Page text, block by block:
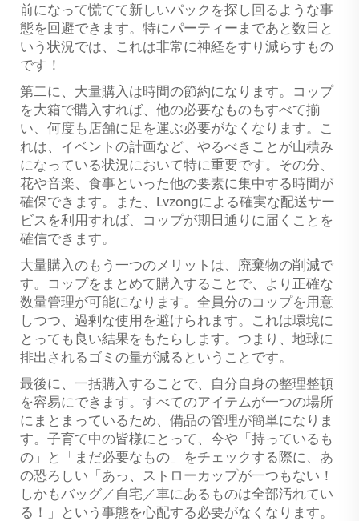
前になって慌てて新しいパックを探し回るような事
態を回避できます。特にパーティーまであと数日と
いう状況では、これは非常に神経をすり減らすもの
です！
第二に、大量購入は時間の節約になります。コップ
を大箱で購入すれば、他の必要なものもすべて揃
い、何度も店舗に足を運ぶ必要がなくなります。こ
れは、イベントの計画など、やるべきことが山積み
になっている状況において特に重要です。その分、
花や音楽、食事といった他の要素に集中する時間が
確保できます。また、Lvzongによる確実な配送サー
ビスを利用すれば、コップが期日通りに届くことを
確信できます。
大量購入のもう一つのメリットは、廃棄物の削減で
す。コップをまとめて購入することで、より正確な
数量管理が可能になります。全員分のコップを用意
しつつ、過剰な使用を避けられます。これは環境に
とっても良い結果をもたらします。つまり、地球に
排出されるゴミの量が減るということです。
最後に、一括購入することで、自分自身の整理整頓
を容易にできます。すべてのアイテムが一つの場所
にまとまっているため、備品の管理が簡単になりま
す。子育て中の皆様にとって、今や「持っているも
の」と「まだ必要なもの」をチェックする際に、あ
の恐ろしい「あっ、ストローカップが一つもない！
しかもバッグ／自宅／車にあるものは全部汚れてい
る！」という事態を心配する必要がなくなります。